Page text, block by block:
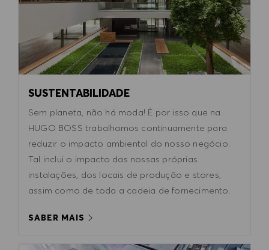
SUSTENTABILIDADE
Sem planeta, não há moda! É por isso que na
HUGO BOSS trabalhamos continuamente para
reduzir o impacto ambiental do nosso negócio.
Tal inclui o impacto das nossas próprias
instalações, dos locais de produção e stores,
assim como de toda a cadeia de fornecimento.
SABER MAIS